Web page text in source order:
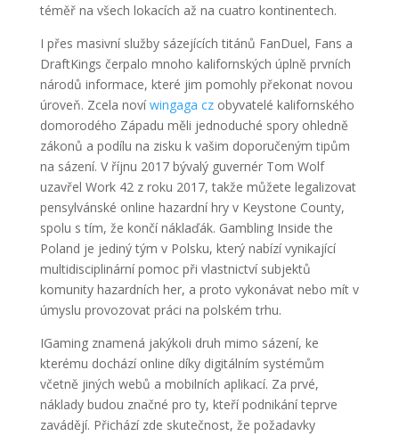
téměř na všech lokacích až na cuatro kontinentech.
I přes masivní služby sázejících titánů FanDuel, Fans a
DraftKings čerpalo mnoho kalifornských úplně prvních
národů informace, které jim pomohly překonat novou
úroveň. Zcela novíwingaga czobyvatelé kalifornského
domorodého Západu měli jednoduché spory ohledně
zákonů a podílu na zisku k vašim doporučeným tipům
na sázení. V říjnu 2017 bývalý guvernér Tom Wolf
uzavřel Work 42 z roku 2017, takže můžete legalizovat
pensylvánské online hazardní hry v Keystone County,
spolu s tím, že končí náklaďák. Gambling Inside the
Poland je jediný tým v Polsku, který nabízí vynikající
multidisciplinární pomoc při vlastnictví subjektů
komunity hazardních her, a proto vykonávat nebo mít v
úmyslu provozovat práci na polském trhu.
IGaming znamená jakýkoli druh mimo sázení, ke
kterému dochází online díky digitálním systémům
včetně jiných webů a mobilních aplikací. Za prvé,
náklady budou značné pro ty, kteří podnikání teprve
zavádějí. Přichází zde skutečnost, že požadavky